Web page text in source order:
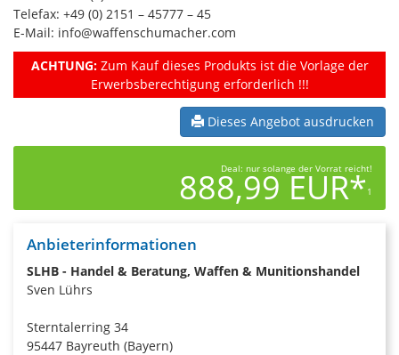
Telefax: +49 (0) 2151 – 45777 – 45
E-Mail: info@waffenschumacher.com
ACHTUNG:Zum Kauf dieses Produkts ist die Vorlage der
Erwerbsberechtigung erforderlich !!!
Dieses Angebot ausdrucken
Deal: nur solange der Vorrat reicht!
888,99 EUR*1
Anbieterinformationen
SLHB - Handel & Beratung, Waffen & Munitionshandel
Sven Lührs
Sterntalerring 34
95447 Bayreuth (Bayern)